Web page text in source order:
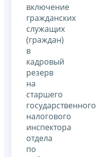
включение
гражданских
служащих
(граждан)
в
кадровый
резерв
на
старшего
государственного
налогового
инспектора
отдела
по